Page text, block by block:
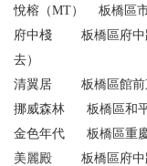
悅榕（MT） 板橋區市
府中棧 板橋區府中
去）
清翼居 板橋區館前
挪威森林 板橋區和
金色年代 板橋區重慶
美麗殿
板橋區府